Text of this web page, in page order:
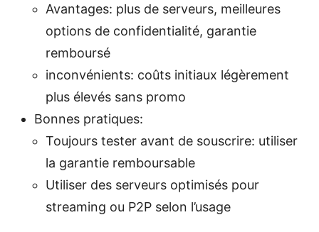
Avantages: plus de serveurs, meilleures
options de confidentialité, garantie
remboursé
inconvénients: coûts initiaux légèrement
plus élevés sans promo
Bonnes pratiques:
Toujours tester avant de souscrire: utiliser
la garantie remboursable
Utiliser des serveurs optimisés pour
streaming ou P2P selon l’usage